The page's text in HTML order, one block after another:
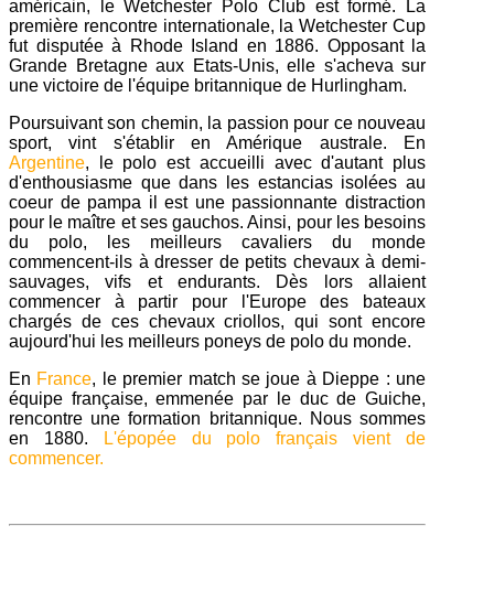
américain, le Wetchester Polo Club est formé. La
première rencontre internationale, la Wetchester Cup
fut disputée à Rhode Island en 1886. Opposant la
Grande Bretagne aux Etats-Unis, elle s'acheva sur
une victoire de l'équipe britannique de Hurlingham.
Poursuivant son chemin, la passion pour ce nouveau
sport, vint s'établir en Amérique australe. En
Argentine, le polo est accueilli avec d'autant plus
d'enthousiasme que dans les estancias isolées au
coeur de pampa il est une passionnante distraction
pour le maître et ses gauchos. Ainsi, pour les besoins
du polo, les meilleurs cavaliers du monde
commencent-ils à dresser de petits chevaux à demi-
sauvages, vifs et endurants. Dès lors allaient
commencer à partir pour l'Europe des bateaux
chargés de ces chevaux criollos, qui sont encore
aujourd'hui les meilleurs poneys de polo du monde.
En France, le premier match se joue à Dieppe : une
équipe française, emmenée par le duc de Guiche,
rencontre une formation britannique. Nous sommes
en 1880. L'épopée du polo français vient de
commencer.